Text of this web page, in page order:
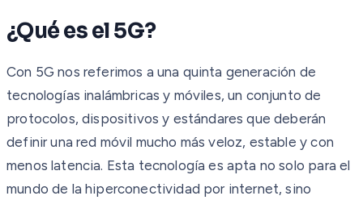
¿Qué es el 5G?
Con 5G nos referimos a una quinta generación de
tecnologías inalámbricas y móviles, un conjunto de
protocolos, dispositivos y estándares que deberán
definir una red móvil mucho más veloz, estable y con
menos latencia. Esta tecnología es apta no solo para el
mundo de la hiperconectividad por internet, sino